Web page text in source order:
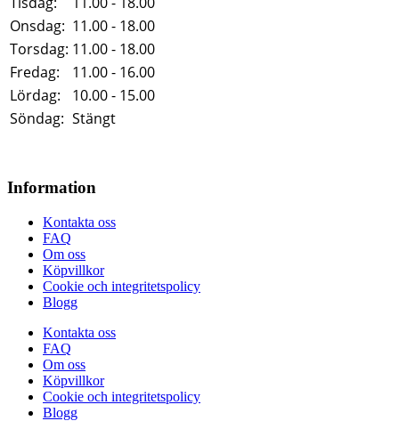
Onsdag: 11.00 - 18.00
Torsdag: 11.00 - 18.00
Fredag:
11.00 - 16.00
Lördag:
10.00 - 15.00
Söndag: Stängt
Information
Kontakta oss
FAQ
Om oss
Köpvillkor
Cookie och integritetspolicy
Blogg
Kontakta oss
FAQ
Om oss
Köpvillkor
Cookie och integritetspolicy
Blogg